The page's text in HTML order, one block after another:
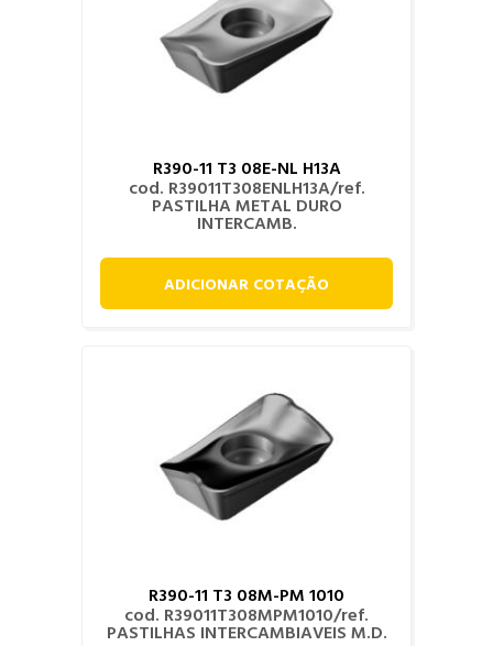
R390-11 T3 08E-NL H13A
cod. R39011T308ENLH13A/ref.
PASTILHA METAL DURO
INTERCAMB.
ADICIONAR COTAÇÃO
R390-11 T3 08M-PM 1010
cod. R39011T308MPM1010/ref.
PASTILHAS INTERCAMBIAVEIS M.D.